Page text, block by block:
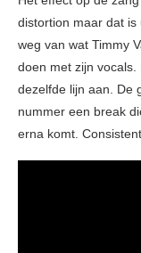
distortion maar dat
weg van wat Timmy
doen met zijn
dezelfde lijn aan. De
nummer een break
erna komt.